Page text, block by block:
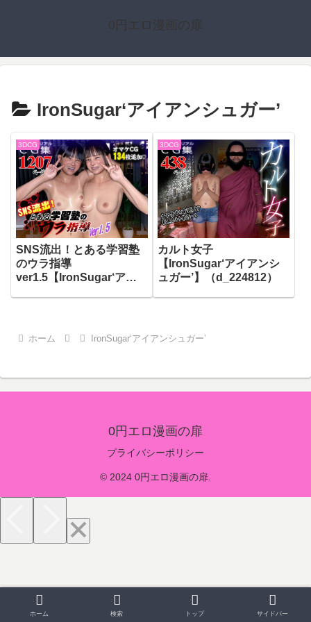
0円エロ漫画の扉
IronSugar‘アイアンシュガー’
3DCG
SNS流出！とある学習塾
のウラ指導
ver1.5【IronSugar‘アイ
3DCG
カルト女子
【IronSugar‘アイアンシ
ュガー’】（d_224812）
ホーム IronSugar‘アイアンシュガー’
0円エロ漫画の扉
プライバシーポリシー
© 2024 0円エロ漫画の扉.
ホーム 検索 トップ サイドバー